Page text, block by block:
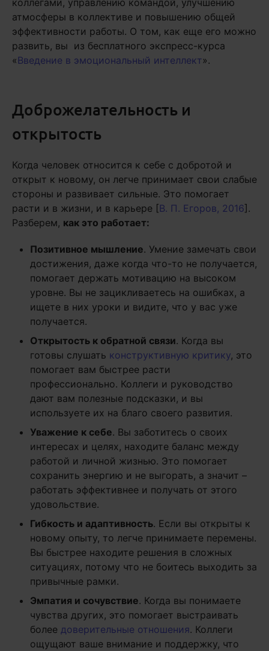
коллегами, управлению командой, улучшению
атмосферы в коллективе и повышению общей
эффективности работы. О том, как еще его можно
развить, вы из бесплатного экспресс-курса
«Введение в эмоциональный интеллект».
Доброжелательность и
открытость
Когда человек относится к себе с добротой и
открыт к новому, он легче принимает свои слабые
стороны и развивает сильные. Это помогает
расти и в жизни, и в карьере [В. П. Егоров, 2016].
Разберем, как это работает:
Позитивное мышление. Умение замечать свои
достижения, даже когда что-то не получается,
помогает держать мотивацию на высоком
уровне. Вы не зацикливаетесь на ошибках, а
ищете в них уроки и видите, что у вас уже
получается.
Открытость к обратной связи. Когда вы
готовы слушать конструктивную критику, это
помогает вам быстрее расти
профессионально. Коллеги и руководство
дают вам полезные подсказки, и вы
используете их на благо своего развития.
Уважение к себе. Вы заботитесь о своих
интересах и целях, находите баланс между
работой и личной жизнью. Это помогает
сохранить энергию и не выгорать, а значит –
работать эффективнее и получать от этого
удовольствие.
Гибкость и адаптивность. Если вы открыты к
новому опыту, то легче принимаете перемены.
Вы быстрее находите решения в сложных
ситуациях, потому что не боитесь выходить за
привычные рамки.
Эмпатия и сочувствие. Когда вы понимаете
чувства других, это помогает выстраивать
более доверительные отношения. Коллеги
ощущают ваше внимание и поддержку, что